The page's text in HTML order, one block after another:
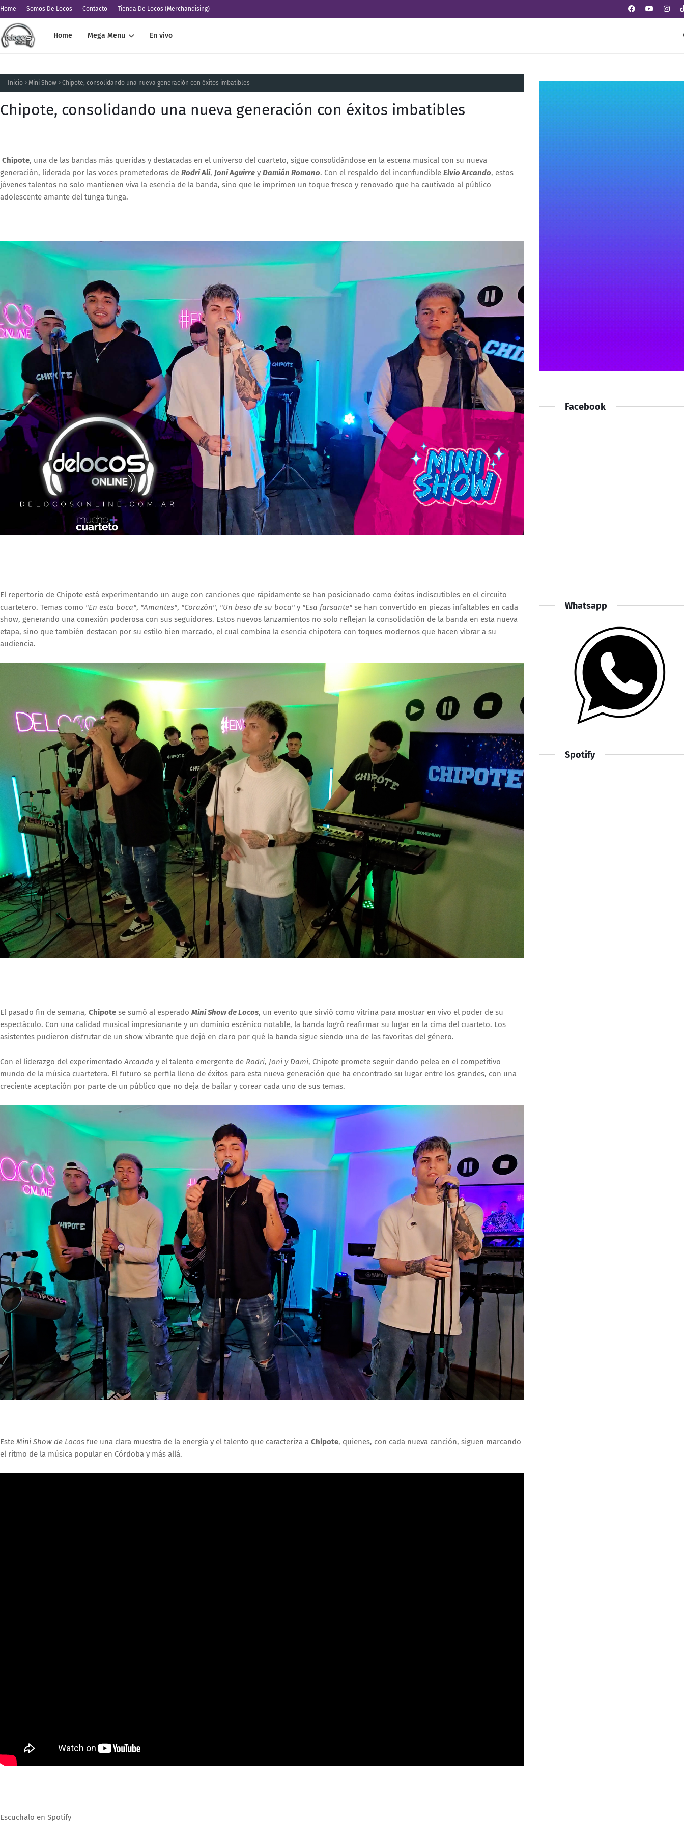
Home Somos De Locos Contacto Tienda De Locos (Merchandising)
Home Mega Menu En vivo
Inicio Mini Show Chipote, consolidando una nueva generación con éxitos imbatibles
Chipote, consolidando una nueva generación con éxitos imbatibles
Chipote, una de las bandas más queridas y destacadas en el universo del cuarteto, sigue consolidándose en la escena musical con su nueva
generación, liderada por las voces prometedoras de Rodri Ali, Joni Aguirre y Damián Romano. Con el respaldo del inconfundible Elvio Arcando, estos
jóvenes talentos no solo mantienen viva la esencia de la banda, sino que le imprimen un toque fresco y renovado que ha cautivado al público
adolescente amante del tunga tunga.
El repertorio de Chipote está experimentando un auge con canciones que rápidamente se han posicionado como éxitos indiscutibles en el circuito
cuartetero. Temas como "En esta boca", "Amantes", "Corazón", "Un beso de su boca" y "Esa farsante" se han convertido en piezas infaltables en cada
show, generando una conexión poderosa con sus seguidores. Estos nuevos lanzamientos no solo reflejan la consolidación de la banda en esta nueva
etapa, sino que también destacan por su estilo bien marcado, el cual combina la esencia chipotera con toques modernos que hacen vibrar a su
audiencia.
El pasado fin de semana, Chipote se sumó al esperado Mini Show de Locos, un evento que sirvió como vitrina para mostrar en vivo el poder de su
espectáculo. Con una calidad musical impresionante y un dominio escénico notable, la banda logró reafirmar su lugar en la cima del cuarteto. Los
asistentes pudieron disfrutar de un show vibrante que dejó en claro por qué la banda sigue siendo una de las favoritas del género.
Con el liderazgo del experimentadoArcando y el talento emergente de Rodri, Joni y Dami, Chipote promete seguir dando pelea en el competitivo
mundo de la música cuartetera. El futuro se perfila lleno de éxitos para esta nueva generación que ha encontrado su lugar entre los grandes, con una
creciente aceptación por parte de un público que no deja de bailar y corear cada uno de sus temas.
Este Mini Show de Locos fue una clara muestra de la energía y el talento que caracteriza a Chipote, quienes, con cada nueva canción, siguen marcando
el ritmo de la música popular en Córdoba y más allá.
Escuchalo en Spotify
Facebook
Whatsapp
Spotify